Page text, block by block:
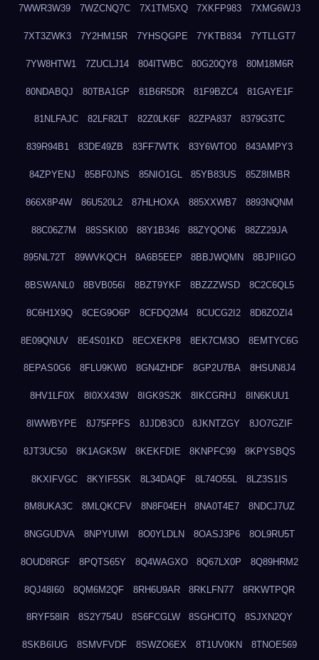
7WWR3W39 7WZCNQ7C 7X1TM5XQ 7XKFP983 7XMG6WJ3
7XT3ZWK3 7Y2HM15R 7YHSQGPE 7YKTB834 7YTLLGT7
7YW8HTW1 7ZUCLJ14 804ITWBC 80G20QY8 80M18M6R
80NDABQJ 80TBA1GP 81B6R5DR 81F9BZC4 81GAYE1F
81NLFAJC 82LF82LT 82Z0LK6F 82ZPA837 8379G3TC
839R94B1 83DE49ZB 83FF7WTK 83Y6WTO0 843AMPY3
84ZPYENJ 85BF0JNS 85NIO1GL 85YB83US 85Z8IMBR
866X8P4W 86U520L2 87HLHOXA 885XXWB7 8893NQNM
88C06Z7M 88SSKI00 88Y1B346 88ZYQON6 88ZZ29JA
895NL72T 89WVKQCH 8A6B5EEP 8BBJWQMN 8BJPIIGO
8BSWANL0 8BVB056I 8BZT9YKF 8BZZZWSD 8C2C6QL5
8C6H1X9Q 8CEG9O6P 8CFDQ2M4 8CUCG2I2 8D8ZOZI4
8E09QNUV 8E4S01KD 8ECXEKP8 8EK7CM3O 8EMTYC6G
8EPAS0G6 8FLU9KW0 8GN4ZHDF 8GP2U7BA 8HSUN8J4
8HV1LF0X 8I0XX43W 8IGK9S2K 8IKCGRHJ 8IN6KUU1
8IWWBYPE 8J75FPFS 8JJDB3C0 8JKNTZGY 8JO7GZIF
8JT3UC50 8K1AGK5W 8KEKFDIE 8KNPFC99 8KPYSBQS
8KXIFVGC 8KYIF5SK 8L34DAQF 8L74O55L 8LZ3S1IS
8M8UKA3C 8MLQKCFV 8N8F04EH 8NA0T4E7 8NDCJ7UZ
8NGGUDVA 8NPYUIWI 8O0YLDLN 8OASJ3P6 8OL9RU5T
8OUD8RGF 8PQTS65Y 8Q4WAGXO 8Q67LX0P 8Q89HRM2
8QJ48I60 8QM6M2QF 8RH6U9AR 8RKLFN77 8RKWTPQR
8RYF58IR 8S2Y754U 8S6FCGLW 8SGHCITQ 8SJXN2QY
8SKB6IUG 8SMVFVDF 8SWZO6EX 8T1UV0KN 8TNOE569